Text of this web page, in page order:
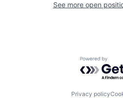
See more open
Powered
Privacy policy